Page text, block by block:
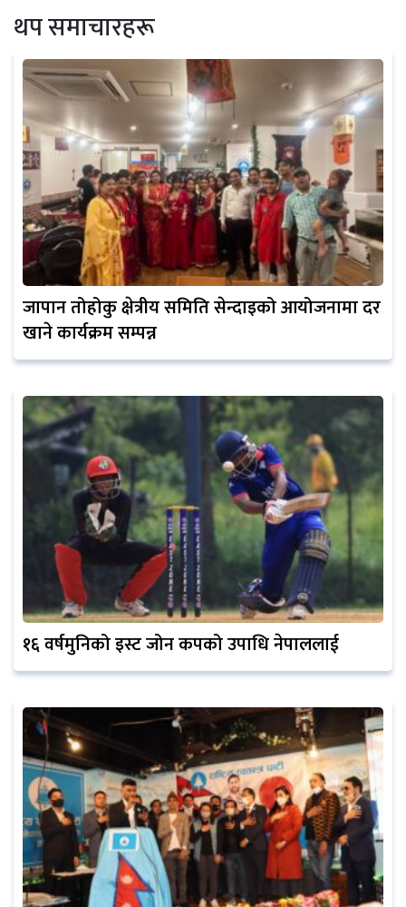
थप समाचारहरू
जापान तोहोकु क्षेत्रीय समिति सेन्दाइको आयोजनामा दर
खाने कार्यक्रम सम्पन्न
१६ वर्षमुनिको इस्ट जोन कपको उपाधि नेपाललाई